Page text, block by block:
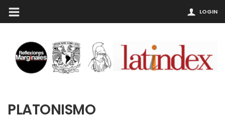
LOGIN
PLATONISMO